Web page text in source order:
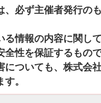
必ず主催者発行の
情報の内容に関し
全性を保証するもの
ついても、株式会
。